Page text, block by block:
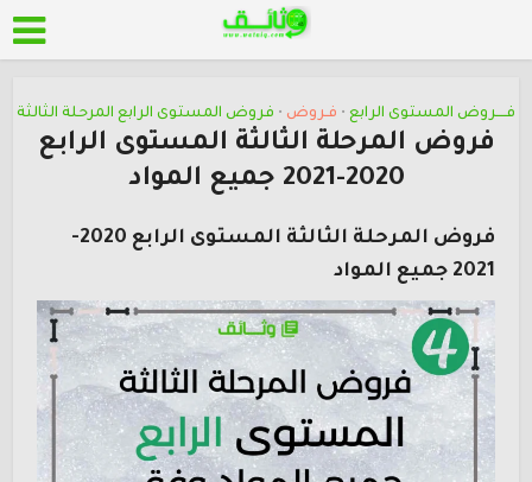
فــــروض المستوى الرابع • فـروض • فروض المستوى الرابع المرحلة الثالثة
فروض المرحلة الثالثة المستوى الرابع
2020-2021 جميع المواد
فروض المرحلة الثالثة المستوى الرابع 2020-
2021 جميع المواد